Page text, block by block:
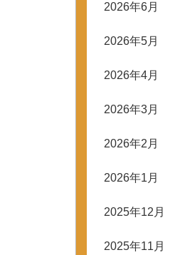
2026年6月
2026年5月
2026年4月
2026年3月
2026年2月
2026年1月
2025年12月
2025年11月